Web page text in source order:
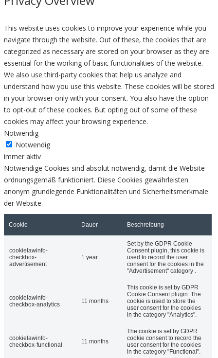
This website uses cookies to improve your experience while you
navigate through the website. Out of these, the cookies that are
categorized as necessary are stored on your browser as they are
essential for the working of basic functionalities of the website.
We also use third-party cookies that help us analyze and
understand how you use this website. These cookies will be stored
in your browser only with your consent. You also have the option
to opt-out of these cookies. But opting out of some of these
cookies may affect your browsing experience.
Notwendig
Notwendig
immer aktiv
Notwendige Cookies sind absolut notwendig, damit die Website
ordnungsgemäß funktioniert. Diese Cookies gewährleisten
anonym grundlegende Funktionalitäten und Sicherheitsmerkmale
der Website.
Cookie Dauer Beschreibung
cookielawinfo-
checkbox-
advertisement
1 year
Set by the GDPR Cookie
Consent plugin, this cookie is
used to record the user
consent for the cookies in the
"Advertisement" category .
cookielawinfo-
checkbox-analytics
11 months
This cookie is set by GDPR
Cookie Consent plugin. The
cookie is used to store the
user consent for the cookies
in the category "Analytics".
cookielawinfo-
checkbox-functional
11 months
The cookie is set by GDPR
cookie consent to record the
user consent for the cookies
in the category "Functional".